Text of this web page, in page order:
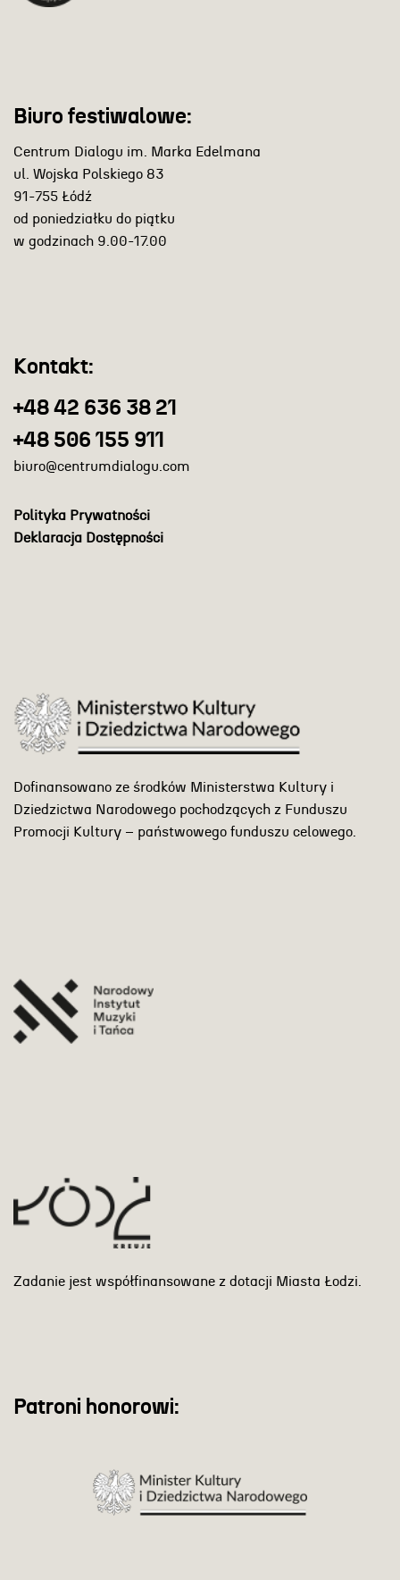
Biuro festiwalowe:
Centrum Dialogu im. Marka Edelmana
ul. Wojska Polskiego 83
91-755 Łódź
od poniedziałku do piątku
w godzinach 9.00-17.00
Kontakt:
+48 42 636 38 21
+48 506 155 911
biuro@centrumdialogu.com
Polityka Prywatności
Deklaracja Dostępności
Dofinansowano ze środków Ministerstwa Kultury i
Dziedzictwa Narodowego pochodzących z Funduszu
Promocji Kultury – państwowego funduszu celowego.
Zadanie jest współfinansowane z dotacji Miasta Łodzi.
Patroni honorowi: